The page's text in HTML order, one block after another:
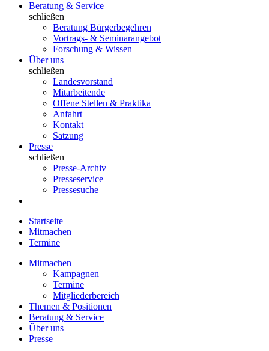
Beratung & Service
schließen
Beratung Bürgerbegehren
Vortrags- & Seminarangebot
Forschung & Wissen
Über uns
schließen
Landesvorstand
Mitarbeitende
Offene Stellen & Praktika
Anfahrt
Kontakt
Satzung
Presse
schließen
Presse-Archiv
Presseservice
Pressesuche
Startseite
Mitmachen
Termine
Mitmachen
Kampagnen
Termine
Mitgliederbereich
Themen & Positionen
Beratung & Service
Über uns
Presse